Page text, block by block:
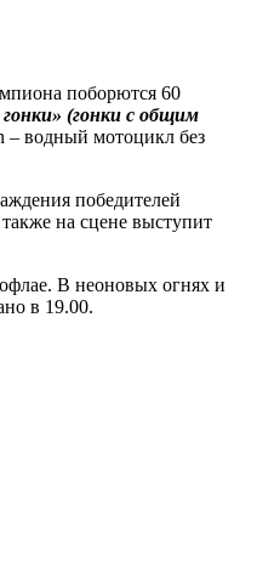
поборются 60
(гонки с общим
– водный мотоцикл без
победителей
на сцене выступит
В неоновых огнях и
в 19.00.